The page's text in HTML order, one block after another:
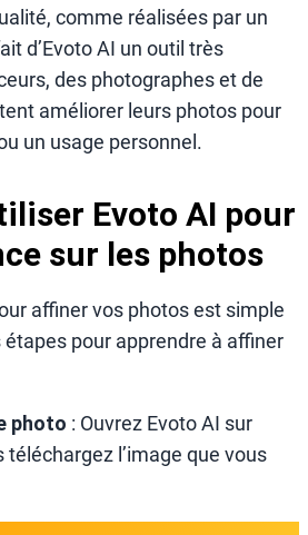
comme réalisées par un
d’Evoto AI un outil très
des photographes et de
améliorer leurs photos pour
un usage personnel.
Evoto AI pour
sur les photos
affiner vos photos est simple
pour apprendre à affiner
photo : Ouvrez Evoto AI sur
l’image que vous